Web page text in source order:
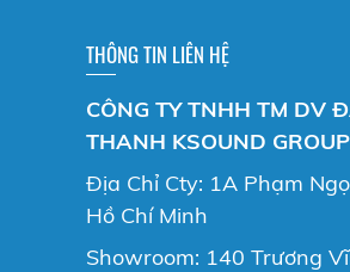
THÔNG TIN LIÊN HỆ
CÔNG TY TNHH TM DV
THANH KSOUND GROUP
Địa Chỉ Cty: 1A Phạm
Hồ Chí Minh
Showroom: 140 Trương